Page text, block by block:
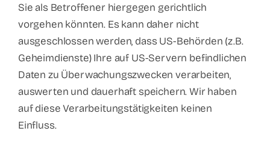
Sie als Betroffener hiergegen gerichtlich
vorgehen könnten. Es kann daher nicht
ausgeschlossen werden, dass US-Behörden (z.B.
Geheimdienste) Ihre auf US-Servern befindlichen
Daten zu Überwachungszwecken verarbeiten,
auswerten und dauerhaft speichern. Wir haben
auf diese Verarbeitungstätigkeiten keinen
Einfluss.